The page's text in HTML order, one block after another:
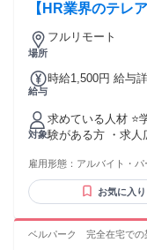
【HR業界のテレ
場所
フルリモート
給与
時給1,500円 給与詳細 基
「フルタイムじゃ
に応じて時給もぐ
対象
求めている人材 ⭐学歴は一
験がある方 ・求人
派遣のテレアポ ・
成ツールのテレアポ テレフォンアポインター、カスタ
ンター、お客様サ
雇用形態： アルバイト・パ
お気に入り
ベルパーク 完全在宅での